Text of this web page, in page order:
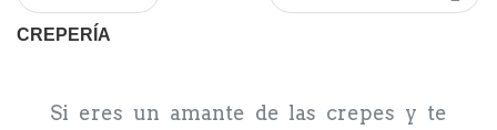
CREPERÍA
Si eres un amante de las crepes y te